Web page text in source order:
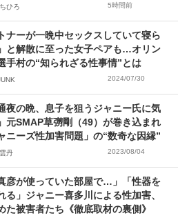
ひろ 5時間前
ナーが一晩中セックスしていて寝ら
と解散に至った女子ペアも…オリン
手村の“知られざる性事情”とは
2024/07/30
夜の晩、息子を狙うジャニー氏に気
元SMAP草彅剛（49）が巻き込まれ
ニーズ性加害問題」の“数奇な因縁”
丹 2023/08/04
彦が使っていた部屋で…」「性器を
る」ジャニー喜多川による性加害、
た被害者たち《徹底取材の裏側》